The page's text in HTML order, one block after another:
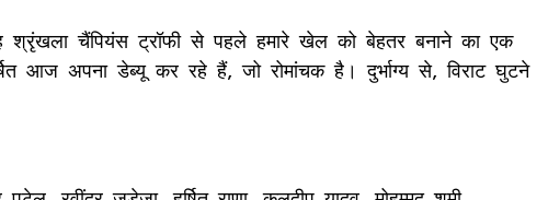
चैंपियंस ट्रॉफी से पहले हमारे खेल को बेहतर बनाने का एक
अपना डेब्यू कर रहे हैं, जो रोमांचक है। दुर्भाग्य से, विराट घुटने